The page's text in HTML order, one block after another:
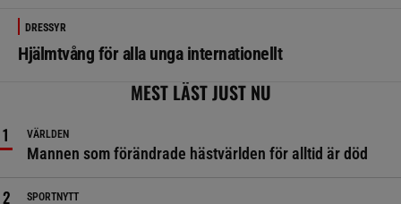
DRESSYR
Hjälmtvång för alla unga internationellt
MEST LÄST JUST NU
VÄRLDEN
Mannen som förändrade hästvärlden för alltid är död
SPORTNYTT